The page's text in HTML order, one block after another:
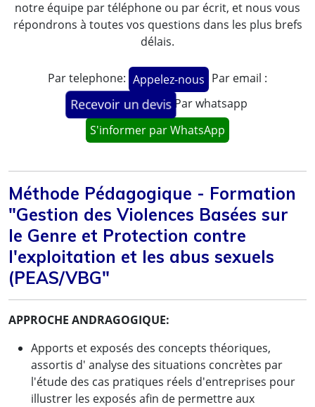
notre équipe par téléphone ou par écrit, et nous vous
répondrons à toutes vos questions dans les plus brefs
délais.
Par telephone: Appelez-nous Par email :
Recevoir un devis Par whatsapp
S'informer par WhatsApp
Méthode Pédagogique - Formation
"Gestion des Violences Basées sur
le Genre et Protection contre
l'exploitation et les abus sexuels
(PEAS/VBG"
APPROCHE ANDRAGOGIQUE:
Apports et exposés des concepts théoriques,
assortis d' analyse des situations concrètes par
l'étude des cas pratiques réels d'entreprises pour
illustrer les exposés afin de permettre aux